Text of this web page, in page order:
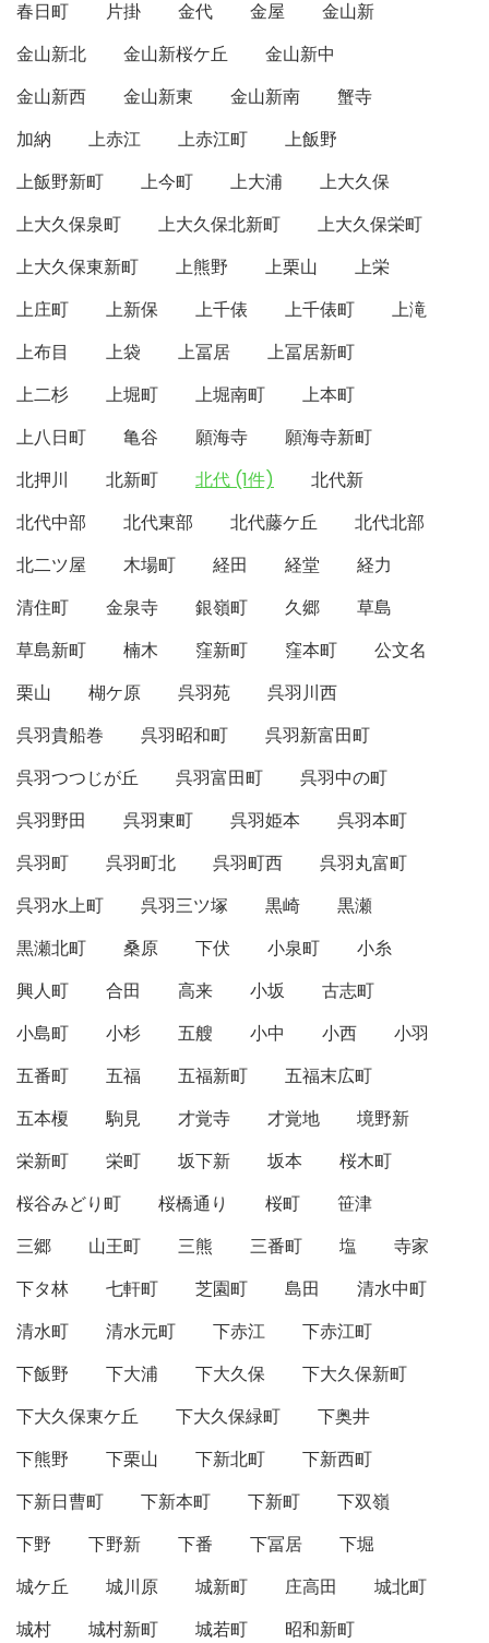
春日町 片掛 金代 金屋
金山新
金山新北
金山新桜ケ丘
金山新中
金山新西
金山新東 金山新南
蟹寺
加納
上赤江 上赤江町
上飯野
上飯野新町
上今町 上大浦
上大久保
上大久保泉町
上大久保北新町
上大久保栄町
上大久保東新町
上熊野 上栗山
上栄
上庄町
上新保 上千俵 上千俵町
上滝
上布目
上袋 上冨居
上冨居新町
上二杉
上堀町 上堀南町
上本町
上八日町
亀谷 願海寺
願海寺新町
北押川
北新町 北代 (1件)
北代新
北代中部
北代東部 北代藤ケ丘
北代北部
北二ツ屋
木場町 経田 経堂
経力
清住町
金泉寺 銀嶺町 久郷
草島
草島新町
楠木 窪新町 窪本町
公文名
栗山
楜ケ原 呉羽苑
呉羽川西
呉羽貴船巻
呉羽昭和町
呉羽新富田町
呉羽つつじが丘
呉羽富田町
呉羽中の町
呉羽野田
呉羽東町 呉羽姫本
呉羽本町
呉羽町
呉羽町北 呉羽町西
呉羽丸富町
呉羽水上町
呉羽三ツ塚 黒崎
黒瀬
黒瀬北町
桑原 下伏 小泉町
小糸
興人町
合田 高来 小坂
古志町
小島町
小杉 五艘 小中 小西
小羽
五番町
五福 五福新町
五福末広町
五本榎
駒見 才覚寺 才覚地
境野新
栄新町
栄町 坂下新 坂本
桜木町
桜谷みどり町
桜橋通り 桜町
笹津
三郷
山王町 三熊 三番町 塩
寺家
下タ林
七軒町 芝園町 島田
清水中町
清水町
清水元町 下赤江
下赤江町
下飯野
下大浦 下大久保
下大久保新町
下大久保東ケ丘
下大久保緑町
下奥井
下熊野
下栗山 下新北町
下新西町
下新日曹町
下新本町 下新町
下双嶺
下野
下野新 下番 下冨居
下堀
城ケ丘
城川原 城新町 庄高田
城北町
城村
城村新町 城若町
昭和新町